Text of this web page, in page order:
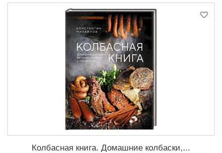
Колбасная книга. Домашние колбаски,...